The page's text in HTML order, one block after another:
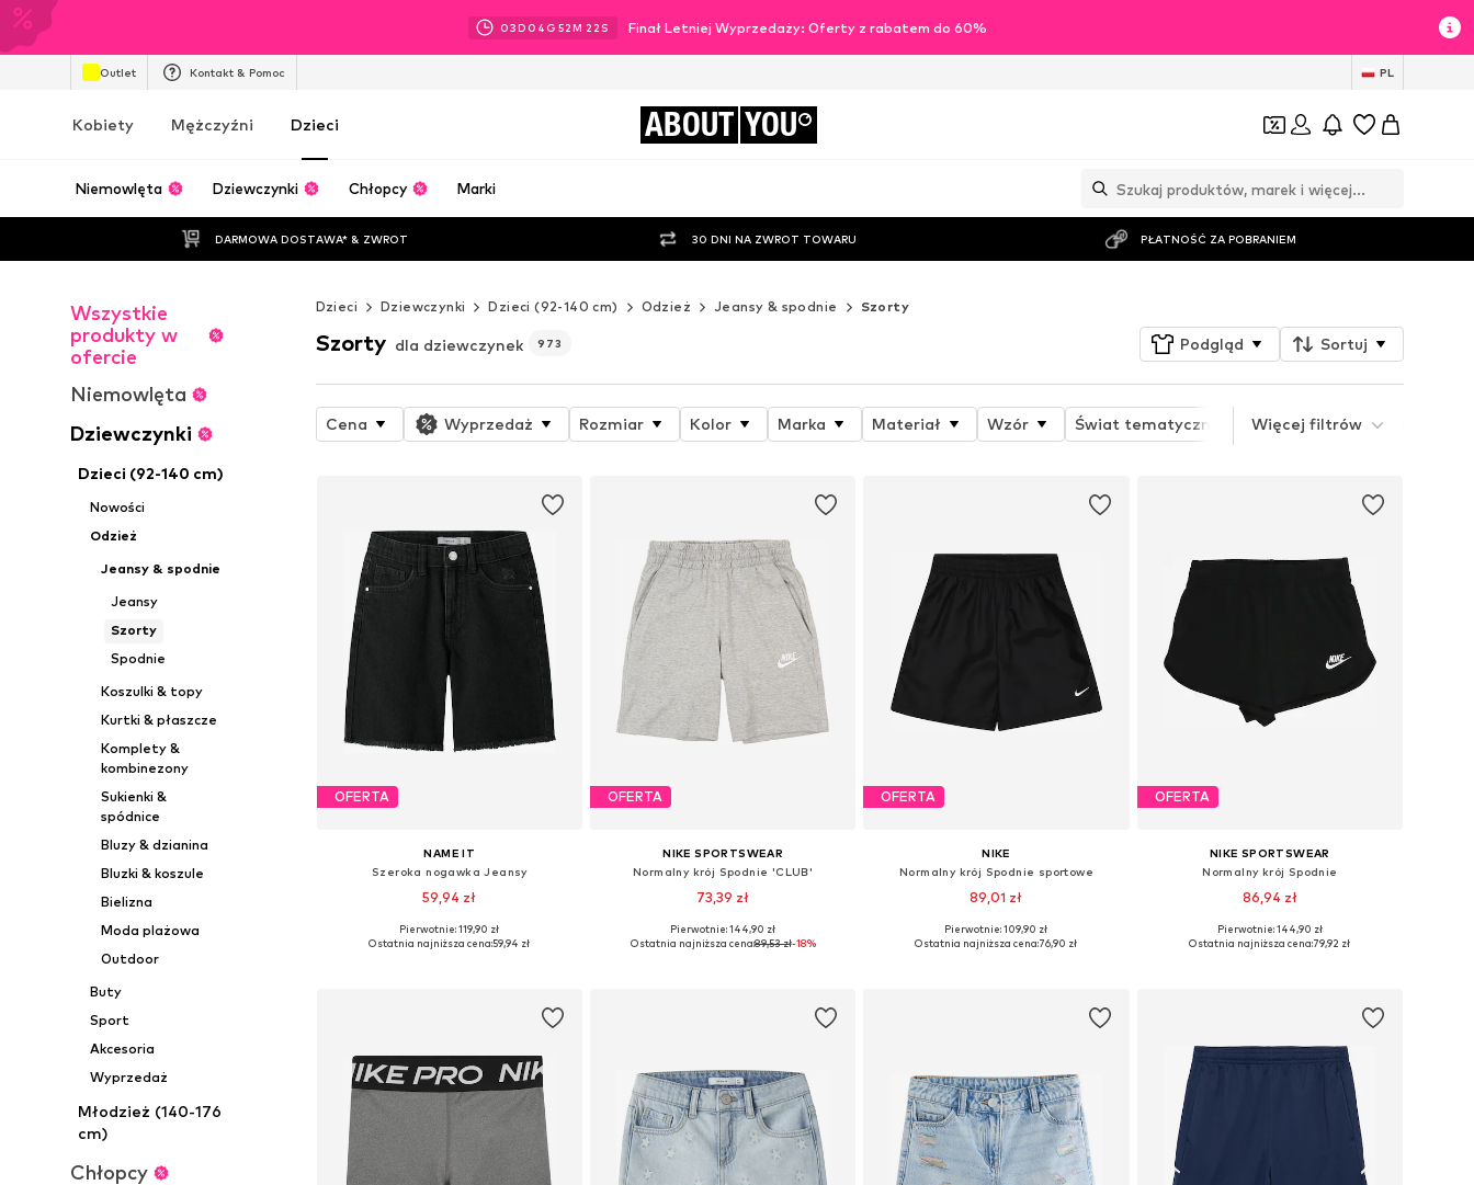
03D 04 G 52M 20 S Finał Letniej Wyprzedaży: Oferty z rabatem do 60%
Outlet Kontakt & Pomoc PL
Kobiety Mężczyźni Dzieci ABOUT YOU
Niemowlęta Dziewczynki Chłopcy Marki
DARMOWA DOSTAWA* & ZWROT 30 DNI NA ZWROT TOWARU PŁATNOŚĆ ZA POBRANIEM
Wszystkie
produkty w
ofercie
Niemowlęta
Dziewczynki
Dzieci (92-140 cm)
Nowości
Odzież
Jeansy & spodnie
Jeansy
Szorty
Spodnie
Koszulki & topy
Kurtki & płaszcze
Komplety &
kombinezony
Sukienki &
spódnice
Bluzy & dzianina
Bluzki & koszule
Bielizna
Moda plażowa
Outdoor
Buty
Sport
Akcesoria
Wyprzedaż
Młodzież (140-176
cm)
Chłopcy
Dzieci Dziewczynki Dzieci (92-140 cm) Odzież Jeansy & spodnie Szorty
Szorty dla dziewczynek 973 Podgląd Sortuj
Cena Wyprzedaż Rozmiar Kolor Marka Materiał Wzór Świat tematyczny Detale Właściwości
Więcej filtrów
OFERTA
NAME IT
Szeroka nogawka Jeansy
59,94 zł
Dostępne w różnych rozmiarach
Pierwotnie: 119,90 zł
Ostatnia najniższa cena:59,94 zł
OFERTA
NIKE SPORTSWEAR
Normalny krój Spodnie 'CLUB'
73,39 zł
Pierwotnie: 144,90 zł
Ostatnia najniższa cena:89,53 zł-18%
OFERTA
NIKE
Normalny krój Spodnie sportowe
89,01 zł
Dostępne w różnych rozmiarach
Pierwotnie: 109,90 zł
Ostatnia najniższa cena:76,90 zł
OFERTA
NIKE SPORTSWEAR
Normalny krój Spodnie
86,94 zł
Dostępne w różnych rozmiarach
Pierwotnie: 144,90 zł
Ostatnia najniższa cena:79,92 zł